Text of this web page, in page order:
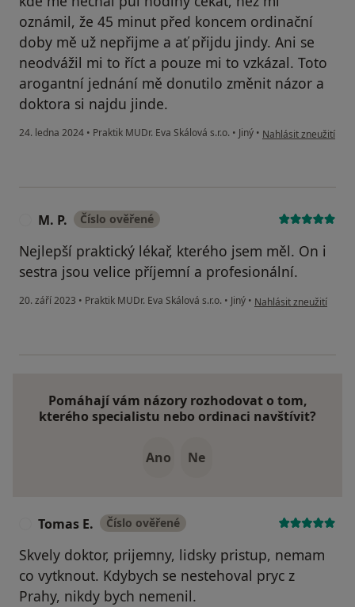
oznámil, že 45 minut před koncem ordinační
doby mě už nepřijme a ať přijdu jindy. Ani se
neodvážil mi to říct a pouze mi to vzkázal. Toto
arogantní jednání mě donutilo změnit názor a
doktora si najdu jinde.
24. ledna 2024 • Praktik MUDr. Eva Skálová s.r.o. • Jiný • podle názoru
Nahlásit zneužití
M. P. Číslo ověřené
Nejlepší praktický lékař, kterého jsem měl. On i
sestra jsou velice příjemní a profesionální.
20. září 2023 • Praktik MUDr. Eva Skálová s.r.o. • Jiný • podle názoru uživatele
Nahlásit zneužití
Pomáhají vám názory rozhodovat o tom,
kterého specialistu nebo ordinaci navštívit?
Ano Ne
Tomas E. Číslo ověřené
Skvely doktor, prijemny, lidsky pristup, nemam
co vytknout. Kdybych se nestehoval pryc z
Prahy, nikdy bych nemenil.